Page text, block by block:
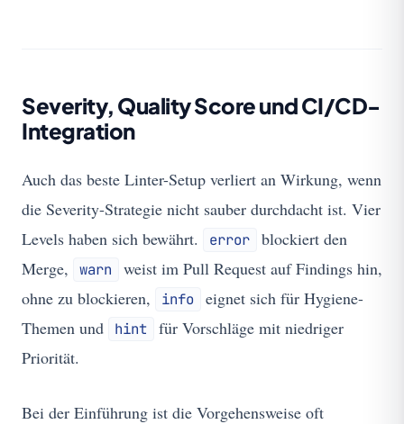
Severity, Quality Score und CI/CD-
Integration
Auch das beste Linter-Setup verliert an Wirkung, wenn
die Severity-Strategie nicht sauber durchdacht ist. Vier
Levels haben sich bewährt.
error
blockiert den
Merge,
warn
weist im Pull Request auf Findings hin,
ohne zu blockieren,
info
eignet sich für Hygiene-
Themen und
hint
für Vorschläge mit niedriger
Priorität.
Bei der Einführung ist die Vorgehensweise oft